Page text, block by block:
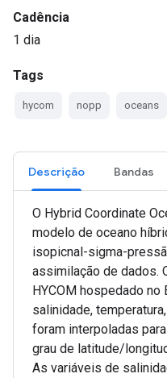
Cadência
1 dia
Tags
hycom nopp oceans
Descrição Bandas
O Hybrid Coordinate
modelo de oceano
isopicnal-sigma-
assimilação de dados.
HYCOM hospedado no
salinidade,
foram interpoladas
grau de latitude/
As variáveis de